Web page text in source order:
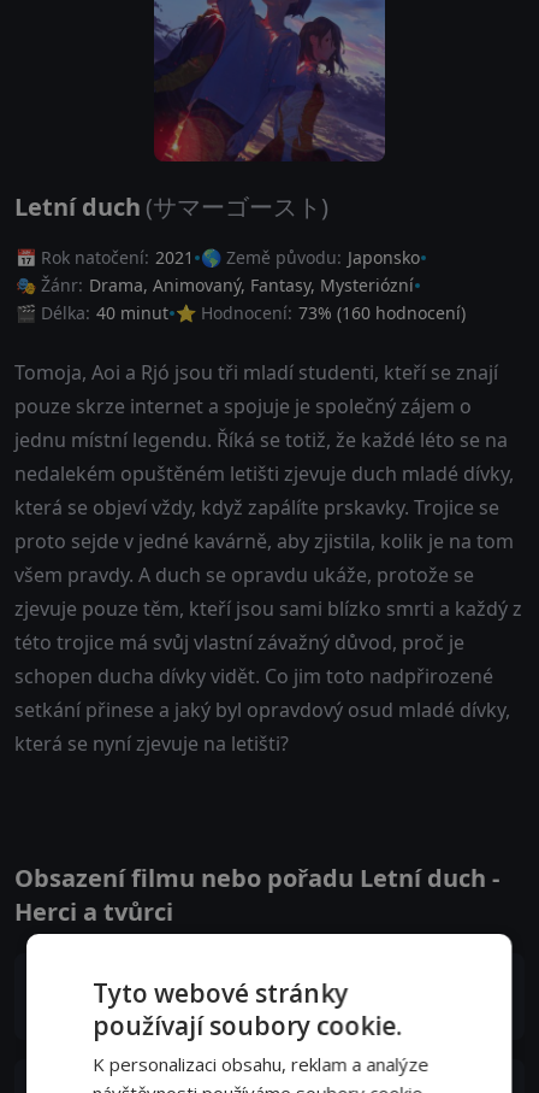
Letní duch (サマーゴースト)
📅 Rok natočení: 2021 🌎 Země původu: Japonsko
🎭 Žánr: Drama, Animovaný, Fantasy, Mysteriózní
🎬 Délka: 40 minut ⭐ Hodnocení: 73% (160 hodnocení)
Tomoja, Aoi a Rjó jsou tři mladí studenti, kteří se znají
pouze skrze internet a spojuje je společný zájem o
jednu místní legendu. Říká se totiž, že každé léto se na
nedalekém opuštěném letišti zjevuje duch mladé dívky,
která se objeví vždy, když zapálíte prskavky. Trojice se
proto sejde v jedné kavárně, aby zjistila, kolik je na tom
všem pravdy. A duch se opravdu ukáže, protože se
zjevuje pouze těm, kteří jsou sami blízko smrti a každý z
této trojice má svůj vlastní závažný důvod, proč je
schopen ducha dívky vidět. Co jim toto nadpřirozené
setkání přinese a jaký byl opravdový osud mladé dívky,
která se nyní zjevuje na letišti?
Obsazení filmu nebo pořadu Letní duch -
Herci a tvůrci
Čiaki Kobajaši
Tomoya Sugisaki (voice)
Tyto webové stránky
používají soubory cookie.
K personalizaci obsahu, reklam a analýze